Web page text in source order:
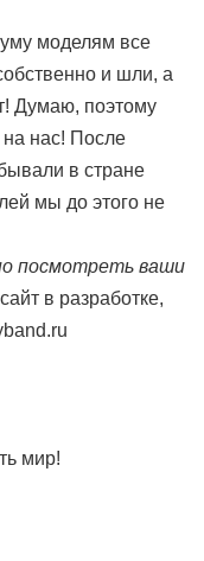
моделям все
и шли, а
Думаю, поэтому
нас! После
в стране
мы до этого не
посмотреть ваши
в разработке,
мир!